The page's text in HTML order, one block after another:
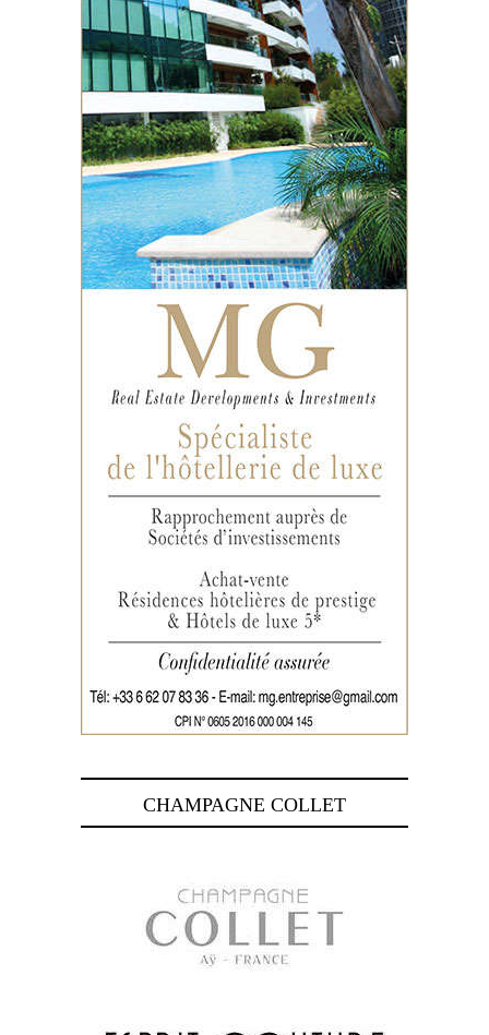
CHAMPAGNE COLLET